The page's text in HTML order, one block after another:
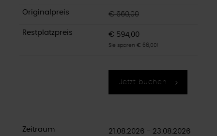
€ 660,00
€ 594,00
Sie sparen € 66,00!
Jetzt buchen
21.08.2026 - 23.08.2026